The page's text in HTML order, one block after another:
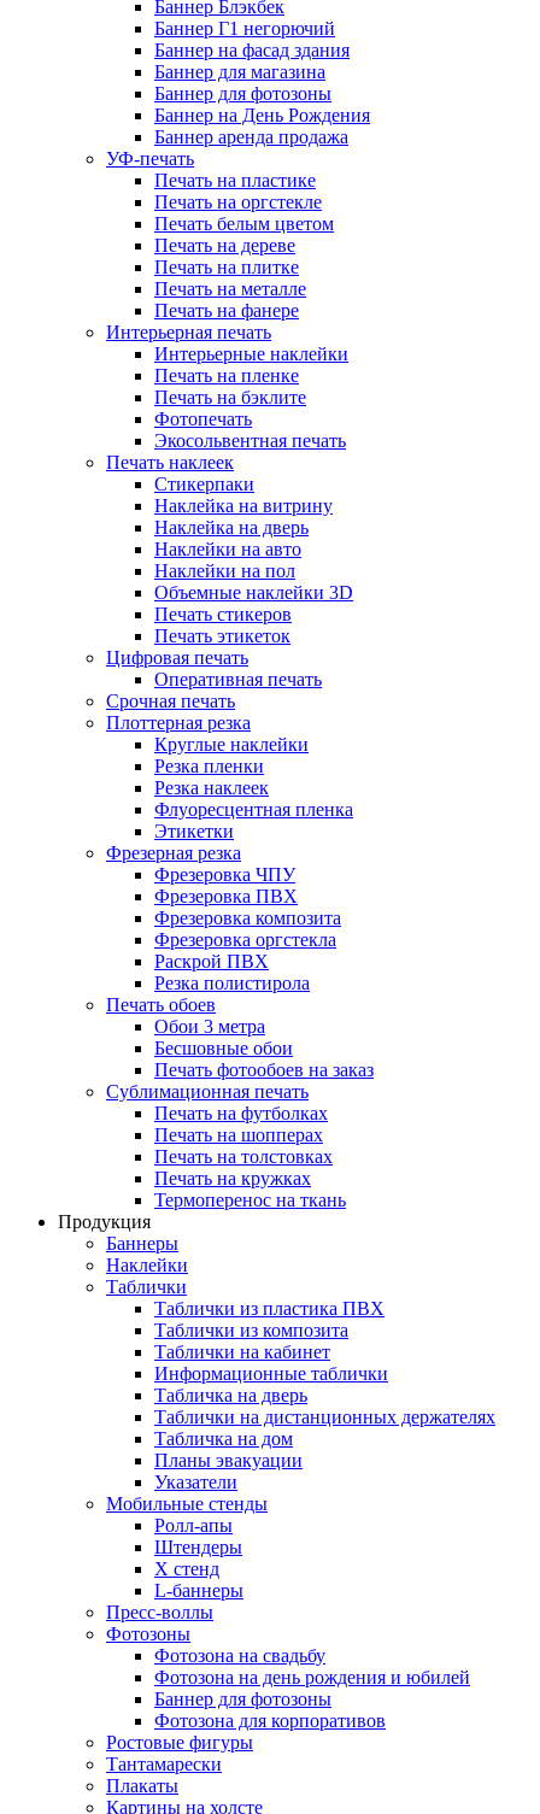
Баннер Блэкбек
Баннер Г1 негорючий
Баннер на фасад здания
Баннер для магазина
Баннер для фотозоны
Баннер на День Рождения
Баннер аренда продажа
УФ-печать
Печать на пластике
Печать на оргстекле
Печать белым цветом
Печать на дереве
Печать на плитке
Печать на металле
Печать на фанере
Интерьерная печать
Интерьерные наклейки
Печать на пленке
Печать на бэклите
Фотопечать
Экосольвентная печать
Печать наклеек
Стикерпаки
Наклейка на витрину
Наклейка на дверь
Наклейки на авто
Наклейки на пол
Объемные наклейки 3D
Печать стикеров
Печать этикеток
Цифровая печать
Оперативная печать
Срочная печать
Плоттерная резка
Круглые наклейки
Резка пленки
Резка наклеек
Флуоресцентная пленка
Этикетки
Фрезерная резка
Фрезеровка ЧПУ
Фрезеровка ПВХ
Фрезеровка композита
Фрезеровка оргстекла
Раскрой ПВХ
Резка полистирола
Печать обоев
Обои 3 метра
Бесшовные обои
Печать фотообоев на заказ
Сублимационная печать
Печать на футболках
Печать на шопперах
Печать на толстовках
Печать на кружках
Термоперенос на ткань
Продукция
Баннеры
Наклейки
Таблички
Таблички из пластика ПВХ
Таблички из композита
Таблички на кабинет
Информационные таблички
Табличка на дверь
Таблички на дистанционных держателях
Табличка на дом
Планы эвакуации
Указатели
Мобильные стенды
Ролл-апы
Штендеры
Х стенд
L-баннеры
Пресс-воллы
Фотозоны
Фотозона на свадьбу
Фотозона на день рождения и юбилей
Баннер для фотозоны
Фотозона для корпоративов
Ростовые фигуры
Тантамарески
Плакаты
Картины на холсте